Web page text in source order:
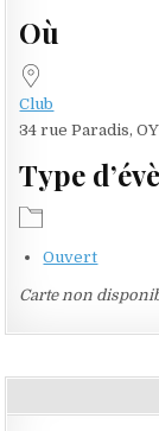
Où
Club
34 rue Paradis,
Type
Ouvert
Carte non